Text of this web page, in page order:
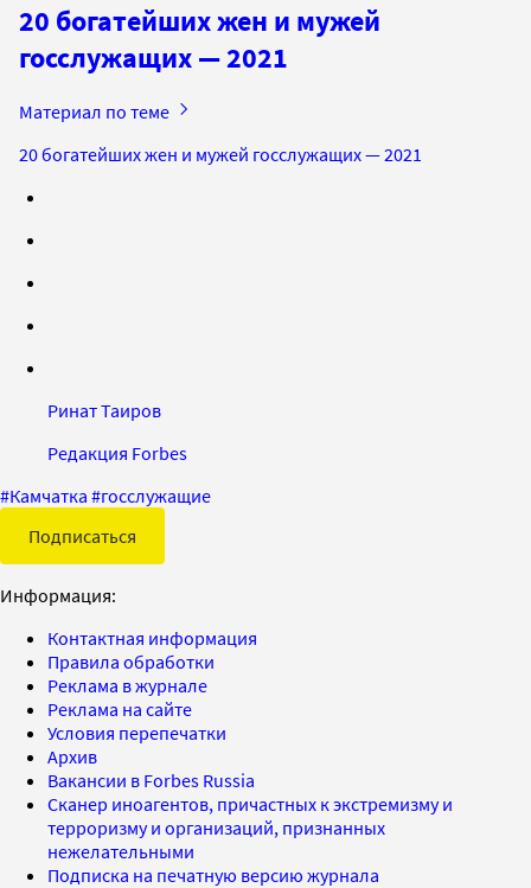
20 богатейших жен и мужей
госслужащих — 2021
Материал по теме
20 богатейших жен и мужей госслужащих — 2021
Ринат Таиров
Редакция Forbes
#Камчатка #госслужащие
Подписаться
Информация:
Контактная информация
Правила обработки
Реклама в журнале
Реклама на сайте
Условия перепечатки
Архив
Вакансии в Forbes Russia
Сканер иноагентов, причастных к экстремизму и
терроризму и организаций, признанных
нежелательными
Подписка на печатную версию журнала